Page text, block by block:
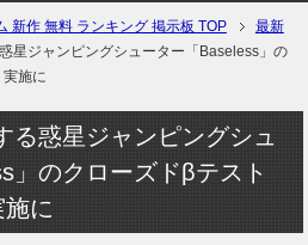
新作 無料 ランキング 掲示板 TOP
最新
星ジャンピングシューター「Baseless」の
施に
る惑星ジャンピングシュ
」のクローズドβテスト
に